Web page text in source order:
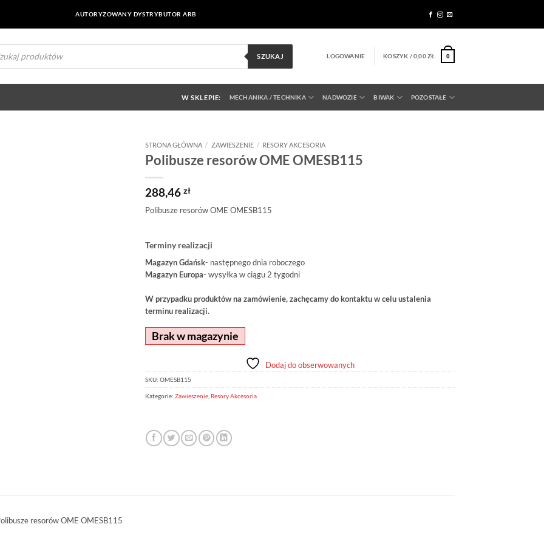
AUTORYZOWANY DYSTRYBUTOR ARB
SZUKAJ LOGOWANIE KOSZYK /0,00ZŁ 0
W SKLEPIE: MECHANIKA / TECHNIKA NADWOZIE BIWAK POZOSTAŁE
STRONA GŁÓWNA / ZAWIESZENIE / RESORY AKCESORIA
Polibusze resorów OME OMESB115
288,46 zł
Polibusze resorów OME OMESB115
Terminy realizacji
Magazyn Gdańsk- następnego dnia roboczego
Magazyn Europa- wysyłka w ciągu 2 tygodni
W przypadku produktów na zamówienie, zachęcamy do kontaktu w celu ustalenia
terminu realizacji.
Brak w magazynie
Dodaj do obserwowanych
SKU: OMESB115
Kategorie: Zawieszenie Resory Akcesoria
resorów OME OMESB115